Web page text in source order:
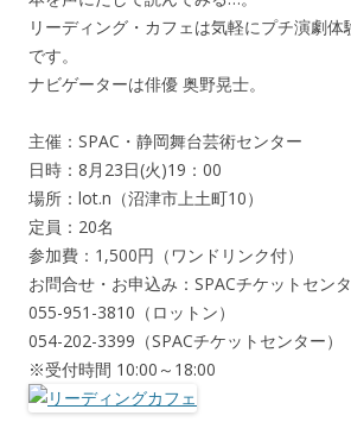
リーディング・カフェは気軽にプチ演劇
です。
ナビゲーターは俳優 奥野晃士。
主催：SPAC・静岡舞台芸術センター
日時：8月23日(火)19：00
場所：lot.n（沼津市上土町10）
定員：20名
参加費：1,500円（ワンドリンク付）
お問合せ・お申込み：SPACチケットセン
055-951-3810（ロットン）
054-202-3399（SPACチケットセンター）
※受付時間 10:00～18:00